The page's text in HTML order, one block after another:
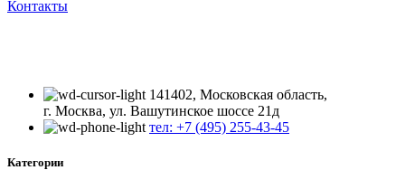
Контакты
141402, Московская область,
г. Москва, ул. Вашутинское шоссе 21д
тел: +7 (495) 255-43-45
Категории